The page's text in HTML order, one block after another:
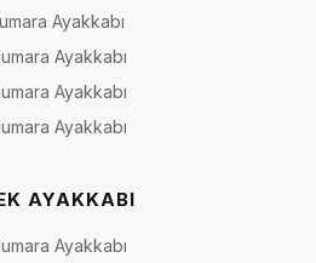
davet
Oxford, Derby, loafer,
veya bağcıksız klasik
modeller
ofis ve
Casual, yumuşak yapılı,
ve
Bağcıklı veya bağcıksız deri
Ayakkabı
Ayakkabı
Ayakkabı
Ayakkabı
AYAKKABI
Ayakkabı